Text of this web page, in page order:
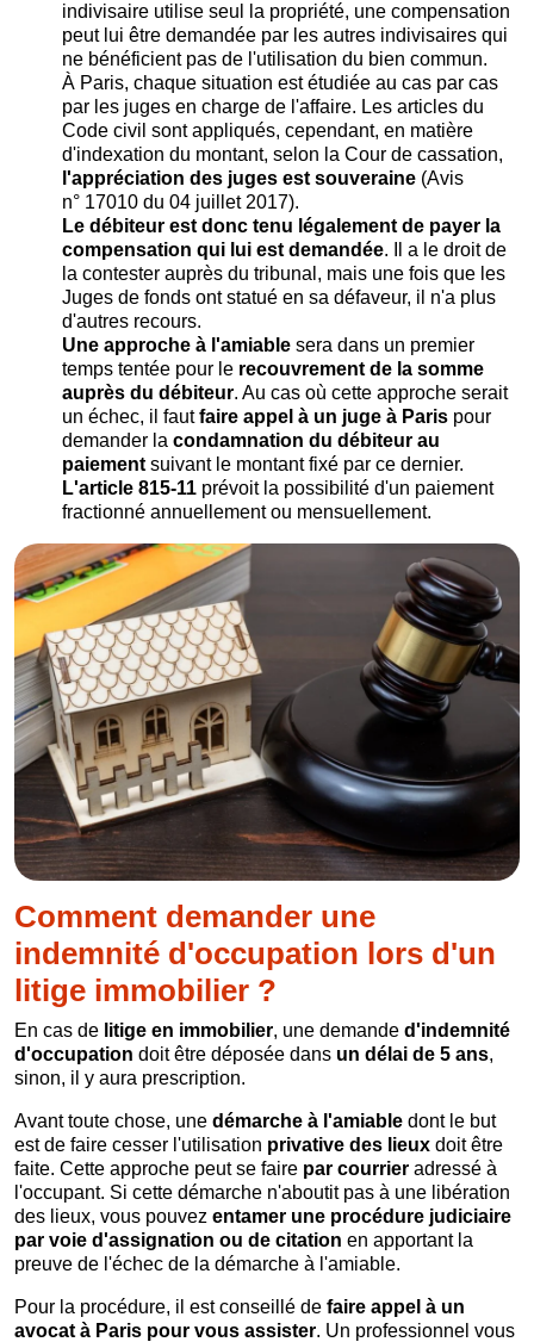
indivisaire utilise seul la propriété, une compensation
peut lui être demandée par les autres indivisaires qui
ne bénéficient pas de l'utilisation du bien commun.
À Paris, chaque situation est étudiée au cas par cas
par les juges en charge de l'affaire. Les articles du
Code civil sont appliqués, cependant, en matière
d'indexation du montant, selon la Cour de cassation,
l'appréciation des juges est souveraine (Avis
n° 17010 du 04 juillet 2017).
Le débiteur est donc tenu légalement de payer la
compensation qui lui est demandée. Il a le droit de
la contester auprès du tribunal, mais une fois que les
Juges de fonds ont statué en sa défaveur, il n'a plus
d'autres recours.
Une approche à l'amiable sera dans un premier
temps tentée pour le recouvrement de la somme
auprès du débiteur. Au cas où cette approche serait
un échec, il fautfaire appel à un juge à Paris pour
demander la condamnation du débiteur au
paiement suivant le montant fixé par ce dernier.
L'article 815-11 prévoit la possibilité d'un paiement
fractionné annuellement ou mensuellement.
Comment demander une
indemnité d'occupation lors d'un
litige immobilier ?
En cas de litige en immobilier, une demande d'indemnité
d'occupation doit être déposée dans un délai de 5 ans,
sinon, il y aura prescription.
Avant toute chose, une démarche à l'amiable dont le but
est de faire cesser l'utilisation privative des lieux doit être
faite. Cette approche peut se faire par courrier adressé à
l'occupant. Si cette démarche n'aboutit pas à une libération
des lieux, vous pouvez entamer une procédure judiciaire
par voie d'assignation ou de citation en apportant la
preuve de l'échec de la démarche à l'amiable.
Pour la procédure, il est conseillé de faire appel à un
avocat à Paris pour vous assister. Un professionnel vous